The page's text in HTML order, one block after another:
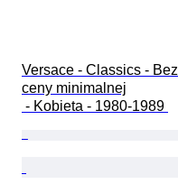
Versace - Classics - Bez
ceny minimalnej
- Kobieta - 1980-1989